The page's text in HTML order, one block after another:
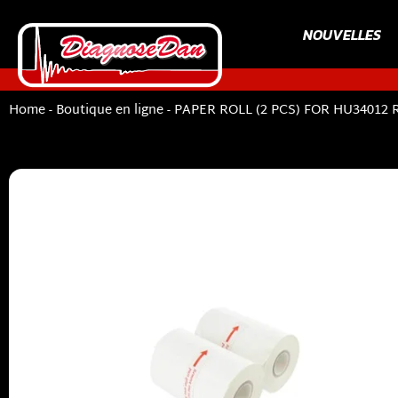
NOUVELLES
Home-Boutique en ligne-PAPER ROLL (2 PCS) FOR HU34012